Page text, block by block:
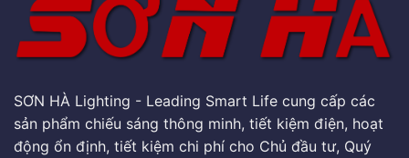
SƠN HÀ Lighting - Leading Smart Life cung cấp các
sản phẩm chiếu sáng thông minh, tiết kiệm điện, hoạt
động ổn định, tiết kiệm chi phí cho Chủ đầu tư, Quý